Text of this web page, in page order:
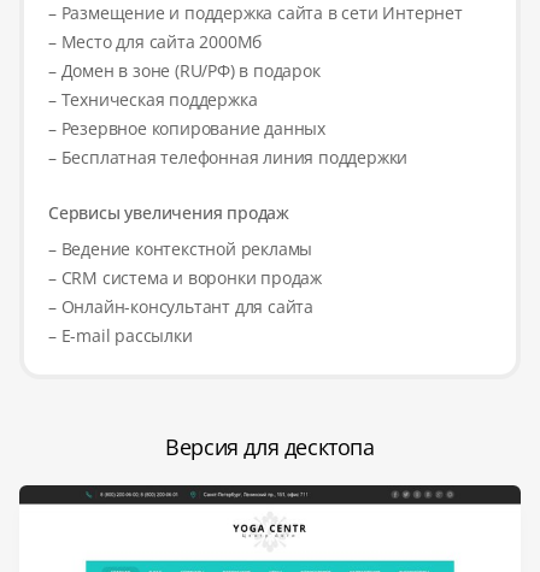
– Размещение и поддержка сайта в сети Интернет
– Место для сайта 2000Мб
– Домен в зоне (RU/РФ) в подарок
– Техническая поддержка
– Резервное копирование данных
– Бесплатная телефонная линия поддержки
Сервисы увеличения продаж
– Ведение контекстной рекламы
– CRM система и воронки продаж
– Онлайн-консультант для сайта
– E-mail рассылки
Версия для десктопа